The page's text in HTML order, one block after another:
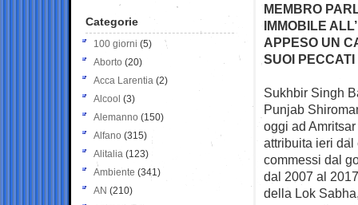
MEMBRO
IMMOBILE
APPESO UN
SUOI PECCATI
Sukhbir Singh
Punjab
oggi ad
attribuita ieri dal
commessi dal
dal 2007 al
della Lok
Categorie
100 giorni (5)
Aborto (20)
Acca Larentia (2)
Alcool (3)
Alemanno (150)
Alfano (315)
Alitalia (123)
Ambiente (341)
AN (210)